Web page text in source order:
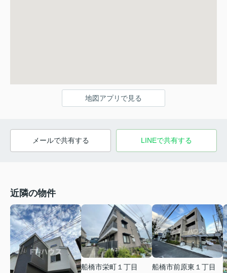
地図アプリで見る
メールで共有する LINEで共有する
近隣の物件
船橋市栄町１丁目
船橋市前原東１丁目